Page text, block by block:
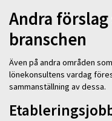
Andra
branschen
Även på andra områden
lönekonsultens vardag
sammanställning av dessa.